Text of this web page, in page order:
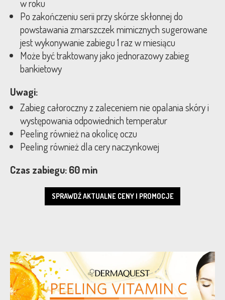
w roku
Po zakończeniu serii przy skórze skłonnej do
powstawania zmarszczek mimicznych sugerowane
jest wykonywanie zabiegu 1 raz w miesiącu
Może być traktowany jako jednorazowy zabieg
bankietowy
Uwagi:
Zabieg całoroczny z zaleceniem nie opalania skóry i
występowania odpowiednich temperatur
Peeling również na okolicę oczu
Peeling również dla cery naczynkowej
Czas zabiegu: 60 min
SPRAWDŹ AKTUALNE CENY I PROMOCJE